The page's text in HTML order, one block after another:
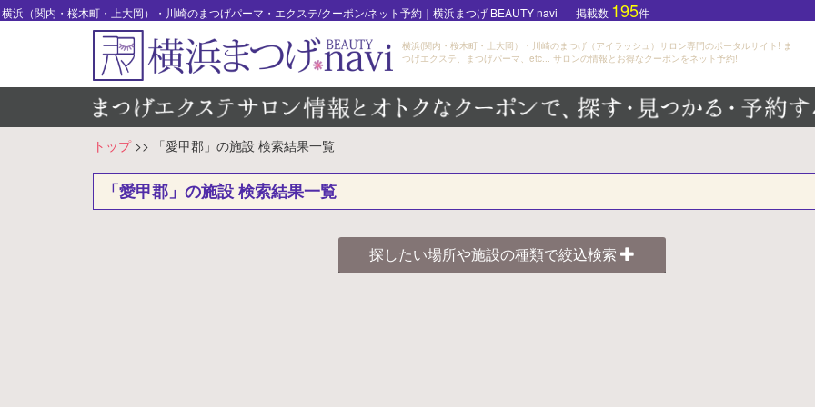
横浜（関内・桜木町・上大岡）・川崎のまつげパーマ・エクステ/クーポン/ネット予約｜横浜まつげ BEAUTY navi 掲載数 195件
横浜(関内・桜木町・上大岡）・川崎のまつげ（アイラッシュ）サロン専門のポータルサイト! ま
つげエクステ、まつげパーマ、etc... サロンの情報とお得なクーポンをネット予約!
トップ>> 「愛甲郡」の施設 検索結果一覧
「愛甲郡」の施設 検索結果一覧
探したい場所や施設の種類で絞込検索